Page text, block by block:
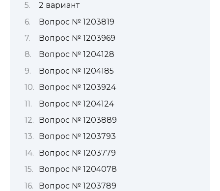
2 вариант
Вопрос № 1203819
Вопрос № 1203969
Вопрос № 1204128
Вопрос № 1204185
Вопрос № 1203924
Вопрос № 1204124
Вопрос № 1203889
Вопрос № 1203793
Вопрос № 1203779
Вопрос № 1204078
Вопрос № 1203789